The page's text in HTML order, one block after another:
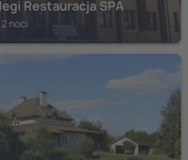
Restauracja SPA
noci